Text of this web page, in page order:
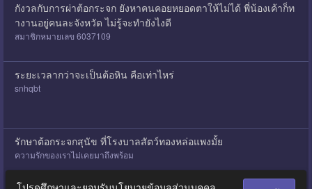
กังวลกับการผ่าต้อกระจก ยังหาคนคอยหยอดตาให้ไม่ได้ พี่น้องเค้าก็ท
ำงานอยู่คนละจังหวัด ไม่รู้จะทำยังไงดี
สมาชิกหมายเลข 6037109
ระยะเวลากว่าจะเป็นต้อหิน คือเท่าไหร่
snhqbt
รักษาต้อกระจกสุนัข ที่โรงบาลสัตว์ทองหล่อแพงมั้ย
ความรักของเราไม่เคยมาถึงพร้อม